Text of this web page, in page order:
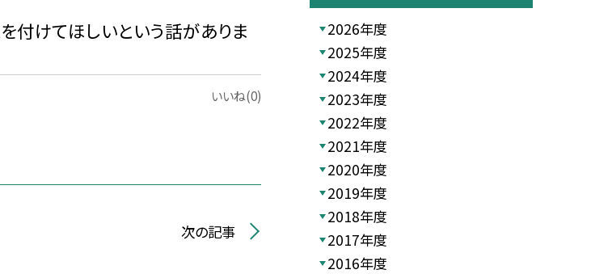
付けてほしいという話がありま
いいね(0)
次の記事
2026年度
2025年度
2024年度
2023年度
2022年度
2021年度
2020年度
2019年度
2018年度
2017年度
2016年度